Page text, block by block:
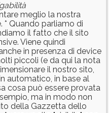
meglio la nostra
* Quando parliamo di
il fatto che il sito
Viene quindi
in presenza di device
piccoli (e da qui la nota
il nostro sito,
automatico, in base al
cosa può essere provata
ma in modo non
della Gazzetta dello